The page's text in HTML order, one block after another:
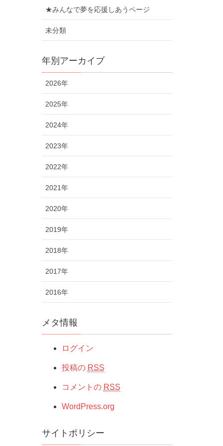
★みんなで夢を応援しあうページ
未分類
年別アーカイブ
2026年
2025年
2024年
2023年
2022年
2021年
2020年
2019年
2018年
2017年
2016年
メタ情報
ログイン
投稿の RSS
コメントの RSS
WordPress.org
サイトポリシー